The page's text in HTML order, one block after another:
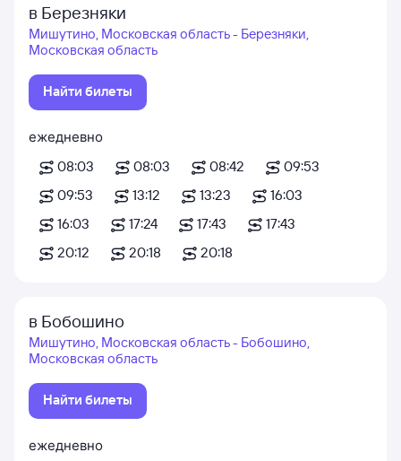
в Березняки
Мишутино, Московская область - Березняки,
Московская область
Найти билеты
ежедневно
08:03
08:03 08:42
09:53
09:53
13:12 13:23
16:03
16:03
17:24 17:43
17:43
20:12
20:18 20:18
в Бобошино
Мишутино, Московская область - Бобошино,
Московская область
Найти билеты
ежедневно